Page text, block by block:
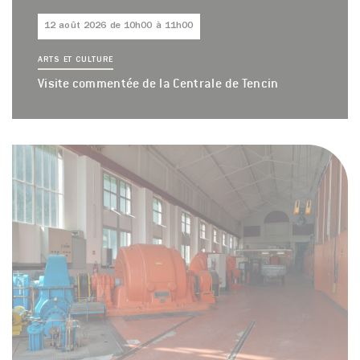
Visite commentée de la Centrale de Tencin
ARTS ET CULTURE
12 août 2026 de 10h00 à 11h00